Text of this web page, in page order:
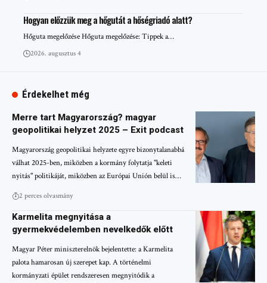
Hogyan előzzük meg a hőgutát a hőségriadó alatt?
Hőguta megelőzése Hőguta megelőzése: Tippek a…
2026. augusztus 4
Érdekelhet még
Merre tart Magyarország? magyar
geopolitikai helyzet 2025 – Exit podcast
Magyarország geopolitikai helyzete egyre bizonytalanabbá
válhat 2025-ben, miközben a kormány folytatja "keleti
nyitás" politikáját, miközben az Európai Unión belül is…
2 perces olvasmány
Karmelita megnyitása a
gyermekvédelemben nevelkedők előtt
Magyar Péter miniszterelnök bejelentette: a Karmelita
palota hamarosan új szerepet kap. A történelmi
kormányzati épület rendszeresen megnyitódik a